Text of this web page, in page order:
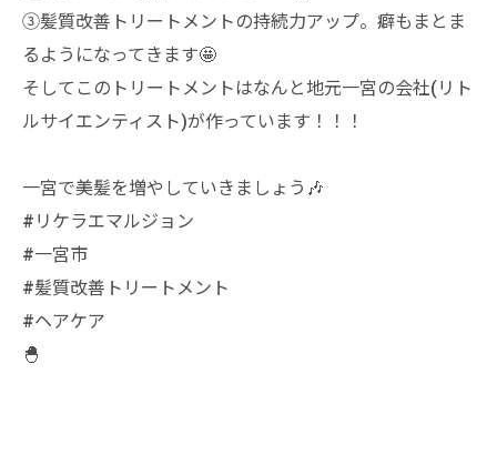
③髪質改善トリートメントの持続力アップ。癖もまとま
るようになってきます🤩
そしてこのトリートメントはなんと地元一宮の会社(リト
ルサイエンティスト)が作っています！！！
一宮で美髪を増やしていきましょう🎶
#リケラエマルジョン
#一宮市
#髪質改善トリートメント
#ヘアケア
🐣